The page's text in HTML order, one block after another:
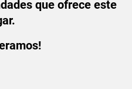
que ofrece este